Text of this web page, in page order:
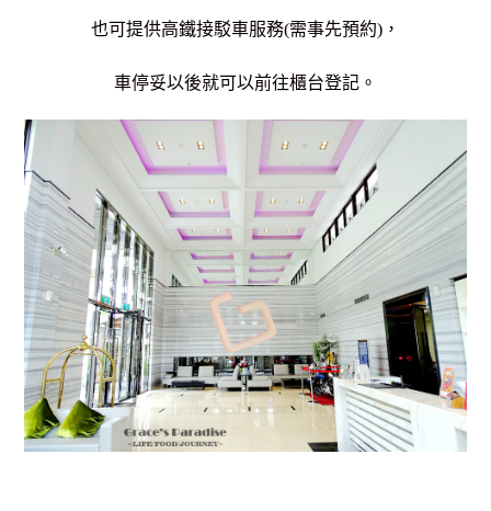
也可提供高鐵接駁車服務(需事先預約)，
車停妥以後就可以前往櫃台登記。